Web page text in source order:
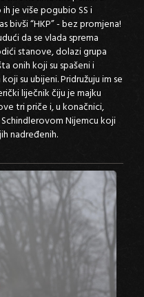
je više pogubio SS i
bivši “HKP” - bez promjena!
da se vlada sprema
stanove, dolazi grupa
onih koji su spašeni i
su ubijeni. Pridružuju im se
liječnik čiju je majku
tri priče i, u konačnici,
Nijemcu koji
nadređenih.